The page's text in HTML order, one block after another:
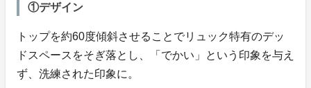
①デザイン
トップを約60度傾斜させることでリュック特有のデッ
ドスペースをそぎ落とし、「でかい」という印象を与え
ず、洗練された印象に。